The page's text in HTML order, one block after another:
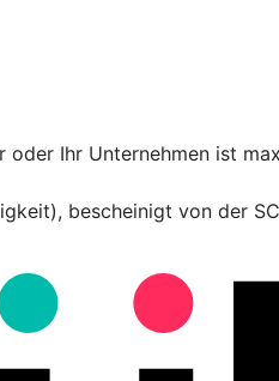
Ihr Unternehmen ist
bescheinigt von der